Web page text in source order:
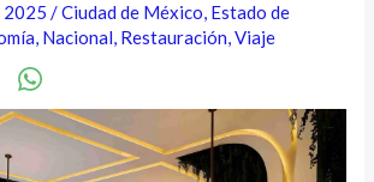
2025/Ciudad de México, Estado de
, Nacional, Restauración,Viaje